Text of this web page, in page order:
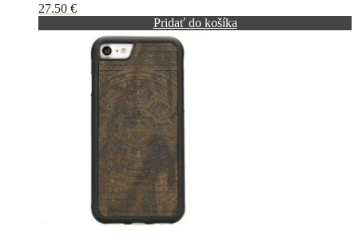
27.50 €
Pridať do košíka